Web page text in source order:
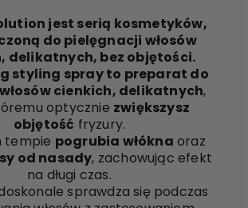
jest serią kosmetyków,
do pielęgnacji włosów
delikatnych, bez objętości.
styling spray to preparat do
cienkich, delikatnych,
optycznie zwiększysz
objętość fryzury.
tempie pogrubia włókna oraz
od nasady, zachowując efekt
na długi czas.
sprawdza się podczas